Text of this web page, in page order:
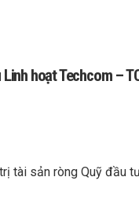
hoạt Techcom –
tài sản ròng Quỹ